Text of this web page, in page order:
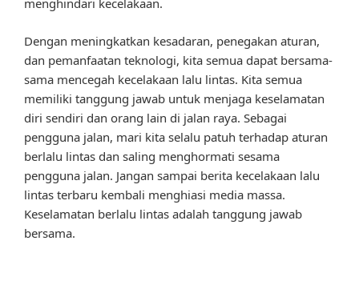
menghindari kecelakaan.
Dengan meningkatkan kesadaran, penegakan aturan,
dan pemanfaatan teknologi, kita semua dapat bersama-
sama mencegah kecelakaan lalu lintas. Kita semua
memiliki tanggung jawab untuk menjaga keselamatan
diri sendiri dan orang lain di jalan raya. Sebagai
pengguna jalan, mari kita selalu patuh terhadap aturan
berlalu lintas dan saling menghormati sesama
pengguna jalan. Jangan sampai berita kecelakaan lalu
lintas terbaru kembali menghiasi media massa.
Keselamatan berlalu lintas adalah tanggung jawab
bersama.